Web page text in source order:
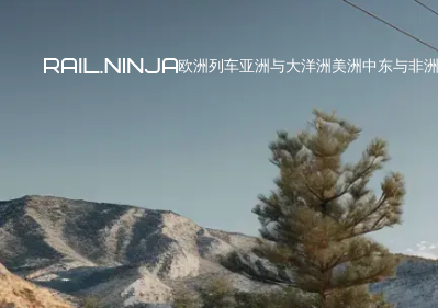
欧洲列车亚洲与大洋洲美洲中东与非洲